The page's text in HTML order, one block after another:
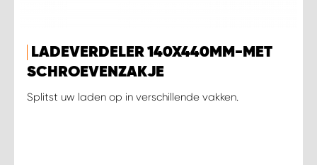
LADEVERDELER 140X440MM-MET
SCHROEVENZAKJE
Splitst uw laden op in verschillende vakken.